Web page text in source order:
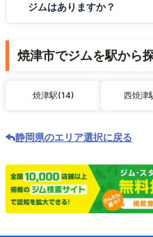
ジムはありますか？
焼津市でジムを駅から
焼津駅(14) 西焼津
静岡県のエリア選択に戻る